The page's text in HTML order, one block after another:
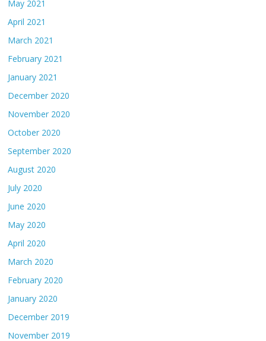
May 2021
April 2021
March 2021
February 2021
January 2021
December 2020
November 2020
October 2020
September 2020
August 2020
July 2020
June 2020
May 2020
April 2020
March 2020
February 2020
January 2020
December 2019
November 2019